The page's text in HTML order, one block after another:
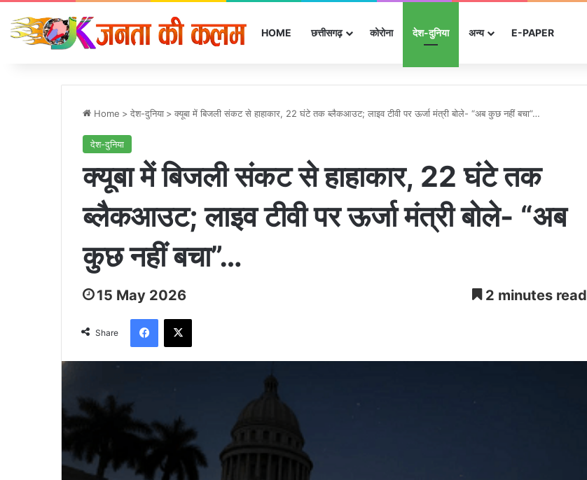
HOME छत्तीसगढ़ कोरोना देश-दुनिया अन्‍य E-PAPER
Home > देश-दुनिया > क्यूबा में बिजली संकट से हाहाकार, 22 घंटे तक ब्लैकआउट; लाइव टीवी पर ऊर्जा मंत्री बोले- “अब कुछ नहीं बचा”…
देश-दुनिया
क्यूबा में बिजली संकट से हाहाकार, 22 घंटे तक
ब्लैकआउट; लाइव टीवी पर ऊर्जा मंत्री बोले- “अब
कुछ नहीं बचा”…
15 May 2026 2 minutes read
Share
Facebook
X